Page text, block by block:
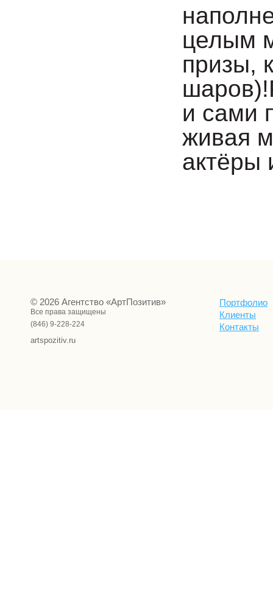
целым
призы,
и сами
живая
актёры
© 2026 Агентство «АртПозитив»
Все права защищены
(846) 9-228-224
artspozitiv.ru
Портфолио
Клиенты
Контакты